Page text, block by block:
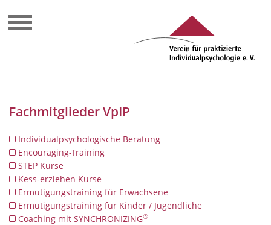
Fachmitglieder VpIP
Individualpsychologische Beratung
Encouraging-Training
STEP Kurse
Kess-erziehen Kurse
Ermutigungstraining für Erwachsene
Ermutigungstraining für Kinder / Jugendliche
Coaching mit SYNCHRONIZING®